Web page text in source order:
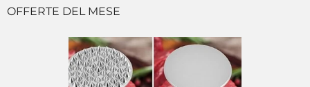
OFFERTE DEL MESE